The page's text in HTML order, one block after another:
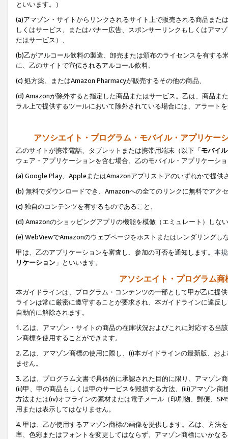
といいます。）
(a)アマゾン・サイトからリンクされるサイト上で販売される商品ま
しくはサービス、またはバナー広告、スポンサーリンクもしくはアマ
たはサービス）、
(b)乙がアルコール飲料の製造、卸売または頒布のライセンスを有す
に、乙のサイトで宣伝されるアルコール飲料、
(c) 処方薬、またはAmazon Pharmacyが販売するその他の商品、
(d) Amazonが除外すると指定した商品またはサービス。乙は、商品ま
ラル上で提供するツールにおいて除外されている場合には、アラート
アソシエイト・プログラム・モバイル・アプリケー
乙のサイトが携帯電話、タブレットまたは携帯用端末（以下「モバイ
ウェア・アプリケーションを含む場合、乙のモバイル・アプリケーシ
(a) Google Play、AppleまたはAmazonアプリストアのいずれかで提供
(b) 無料でダウンロードでき、Amazonへの全てのリンクに無料でアク
(c) 独自のコンテンツを有するものであること、
(d) Amazonのショッピングアプリの機能を模倣（エミュレート）しな
(e) WebViewでAmazonのウェブページをホストまたはレンダリングし
甲は、乙のアプリケーションを審査し、参加の可否を通知します。 本
リケーション 」といいます。
アソシエイト・プログラム
本ガイドラインは、プログラム・コンテンツの一部として甲が乙に提
ラインは常に厳密に遵守することが要求され、本ガイドラインに違反
自動的に解除されます。
1. 乙は、アマゾン・サイトの商品の在庫状況およびこれに対応する
ン商標を使用することができます。
2. 乙は、アマゾン商標の使用に際し、(i)本ガイドラインの最新版、お
ません。
3. 乙は、プログラム文書で具体的に承認された目的に限り、アマゾン
(ii)甲、甲の商品もしくは甲のサービスを毀損する方法、(iii)アマゾン
方法または(iv)オフラインの素材または電子メール（印刷物、郵便、
用または表示してはなりません。
4. 甲は、乙が使用するアマゾン商標の画像を提供します。乙は、方
率、色彩またはフォントを変更してはならず、アマゾン商標にいかな